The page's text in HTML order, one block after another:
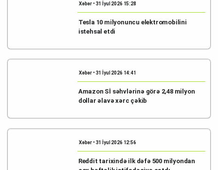
Xəbər • 31 İyul 2026 15:28
Tesla 10 milyonuncu elektromobilini
istehsal etdi
Xəbər • 31 İyul 2026 14:41
Amazon Sİ səhvlərinə görə 2,48 milyon
dollar əlavə xərc çəkib
Xəbər • 31 İyul 2026 12:56
Reddit tarixində ilk dəfə 500 milyondan